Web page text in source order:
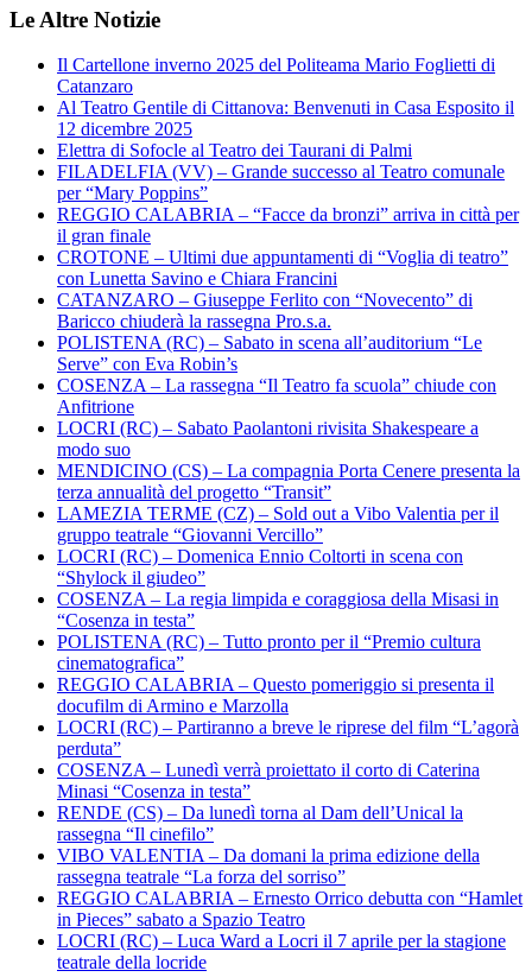
Le Altre Notizie
Il Cartellone inverno 2025 del Politeama Mario Foglietti di
Catanzaro
Al Teatro Gentile di Cittanova: Benvenuti in Casa Esposito il
12 dicembre 2025
Elettra di Sofocle al Teatro dei Taurani di Palmi
FILADELFIA (VV) – Grande successo al Teatro comunale
per “Mary Poppins”
REGGIO CALABRIA – “Facce da bronzi” arriva in città per
il gran finale
CROTONE – Ultimi due appuntamenti di “Voglia di teatro”
con Lunetta Savino e Chiara Francini
CATANZARO – Giuseppe Ferlito con “Novecento” di
Baricco chiuderà la rassegna Pro.s.a.
POLISTENA (RC) – Sabato in scena all’auditorium “Le
Serve” con Eva Robin’s
COSENZA – La rassegna “Il Teatro fa scuola” chiude con
Anfitrione
LOCRI (RC) – Sabato Paolantoni rivisita Shakespeare a
modo suo
MENDICINO (CS) – La compagnia Porta Cenere presenta la
terza annualità del progetto “Transit”
LAMEZIA TERME (CZ) – Sold out a Vibo Valentia per il
gruppo teatrale “Giovanni Vercillo”
LOCRI (RC) – Domenica Ennio Coltorti in scena con
“Shylock il giudeo”
COSENZA – La regia limpida e coraggiosa della Misasi in
“Cosenza in testa”
POLISTENA (RC) – Tutto pronto per il “Premio cultura
cinematografica”
REGGIO CALABRIA – Questo pomeriggio si presenta il
docufilm di Armino e Marzolla
LOCRI (RC) – Partiranno a breve le riprese del film “L’agorà
perduta”
COSENZA – Lunedì verrà proiettato il corto di Caterina
Minasi “Cosenza in testa”
RENDE (CS) – Da lunedì torna al Dam dell’Unical la
rassegna “Il cinefilo”
VIBO VALENTIA – Da domani la prima edizione della
rassegna teatrale “La forza del sorriso”
REGGIO CALABRIA – Ernesto Orrico debutta con “Hamlet
in Pieces” sabato a Spazio Teatro
LOCRI (RC) – Luca Ward a Locri il 7 aprile per la stagione
teatrale della locride